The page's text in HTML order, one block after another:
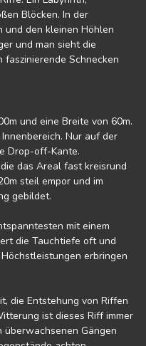
Blöcken. In der
und den kleinen Höhlen
und man sieht die
Schnecken
und eine Breite von 60m.
Nur auf der
Drop-off-Kante.
das Areal fast kreisrund
steil empor und im
gebildet.
mit einem
die Tauchtiefe oft und
erbringen
die Entstehung von Riffen
ist dieses Riff immer
Gängen